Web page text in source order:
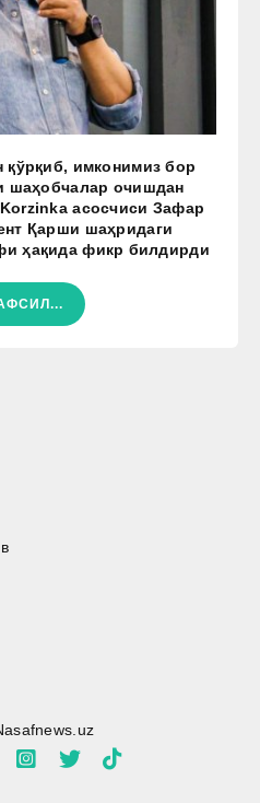
қўрқиб, имконимиз бор
шаҳобчалар очишдан
асосчиси Зафар
Қарши шаҳридаги
ҳақида фикр билдирди